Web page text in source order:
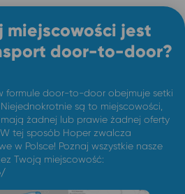
miejscowości jest
door-to-door?
formule door-to-door obejmuje setki
są to miejscowości,
żadnej lub prawie żadnej oferty
tej sposób Hoper zwalcza
w Polsce! Poznaj wszystkie nasze
Twoją miejscowość: